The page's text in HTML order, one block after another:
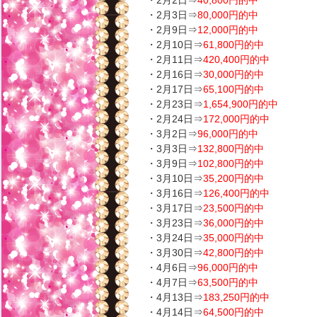
・2月3日⇒80,000円的中
・2月9日⇒12,000円的中
・2月10日⇒61,800円的中
・2月11日⇒420,400円的中
・2月16日⇒30,000円的中
・2月17日⇒65,100円的中
・2月23日⇒1,654,900円的中
・2月24日⇒172,000円的中
・3月2日⇒96,000円的中
・3月3日⇒132,800円的中
・3月9日⇒102,800円的中
・3月10日⇒35,200円的中
・3月16日⇒126,400円的中
・3月17日⇒23,500円的中
・3月23日⇒36,000円的中
・3月24日⇒35,000円的中
・3月30日⇒42,800円的中
・4月6日⇒96,000円的中
・4月7日⇒63,500円的中
・4月13日⇒183,250円的中
・4月14日⇒64,500円的中